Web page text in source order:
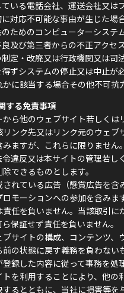
いる電話会社、運送会社又は
対応不可能な事由が生じた場
ためのコンピューターシステ
及び第三者からの不正アクセ
定・改廃又は行政機関又は司
ずシステムの停止又は中止が
に該当する場合その他不可抗
する免責事項
から他のウェブサイト若しく
リンク先又はリンク元のウェ
ますが、これらに限りませ
令違反又は本サイトの管理若
できるものとします。
れている広告（懸賞広告を
ロモーションへの参加を含み
責任を負いません。当該取引
保証せず責任を負いません。
サイトの構成、コンテンツ、
の状態に戻す義務を負わない
録した内容に従って事務を処
トを利用することにより、他
るとともに、当社に損害等を